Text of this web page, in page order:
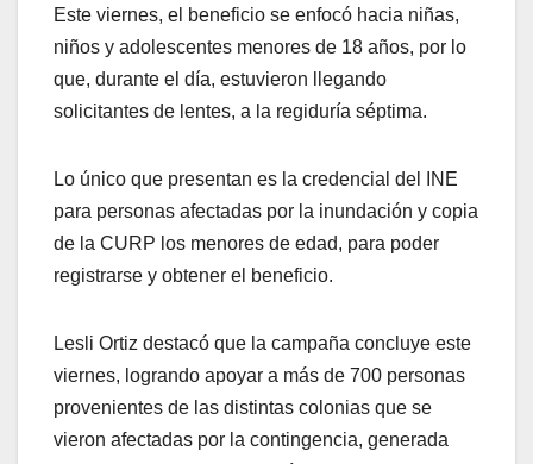
Este viernes, el beneficio se enfocó hacia niñas,
niños y adolescentes menores de 18 años, por lo
que, durante el día, estuvieron llegando
solicitantes de lentes, a la regiduría séptima.
Lo único que presentan es la credencial del INE
para personas afectadas por la inundación y copia
de la CURP los menores de edad, para poder
registrarse y obtener el beneficio.
Lesli Ortiz destacó que la campaña concluye este
viernes, logrando apoyar a más de 700 personas
provenientes de las distintas colonias que se
vieron afectadas por la contingencia, generada